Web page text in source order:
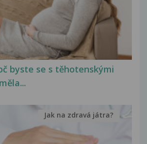
byste se s těhotenskými
Jak na zdravá játra?